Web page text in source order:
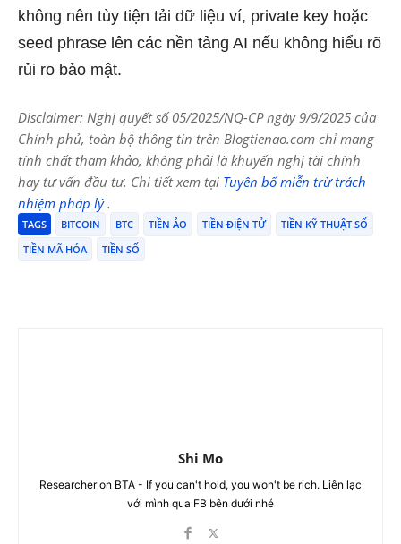
không nên tùy tiện tải dữ liệu ví, private key hoặc
seed phrase lên các nền tảng AI nếu không hiểu rõ
rủi ro bảo mật.
Disclaimer: Nghị quyết số 05/2025/NQ-CP ngày 9/9/2025 của
Chính phủ, toàn bộ thông tin trên Blogtienao.com chỉ mang
tính chất tham khảo, không phải là khuyến nghị tài chính
hay tư vấn đầu tư. Chi tiết xem tại Tuyên bố miễn trừ trách
nhiệm pháp lý.
TAGS BITCOIN BTC TIỀN ẢO TIỀN ĐIỆN TỬ
TIỀN KỸ THUẬT SỐ
TIỀN MÃ HÓA
TIỀN SỐ
Shi Mo
Researcher on BTA - If you can't hold, you won't be rich. Liên lạc
với mình qua FB bên dưới nhé